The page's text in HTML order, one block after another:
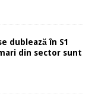
dublează în S1
din sector sunt